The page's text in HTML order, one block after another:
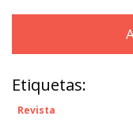
Etiquetas:
Revista